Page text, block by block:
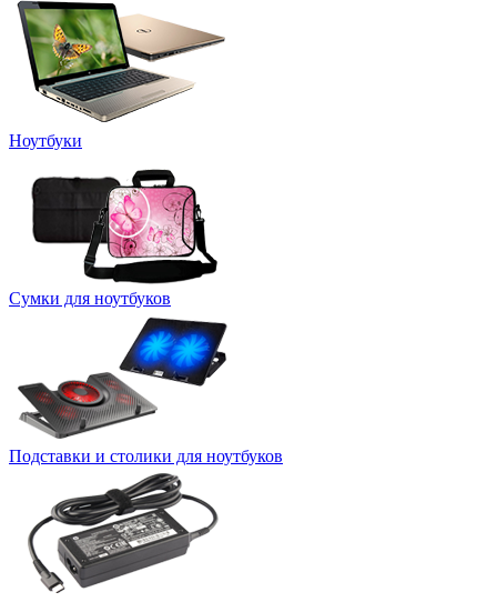
Ноутбуки
Сумки для ноутбуков
Подставки и столики для ноутбуков